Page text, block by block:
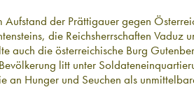
Aufstand der Prättigauer gegen
die Reichsherrschaften
auch die österreichische Burg
litt unter
an Hunger und Seuchen als